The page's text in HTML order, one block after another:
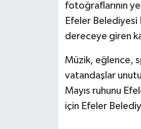
fotoğraflarının
Efeler Belediyesi
dereceye giren
Müzik, eğlence,
vatandaşlar
Mayıs ruhunu
için Efeler